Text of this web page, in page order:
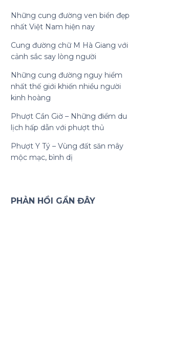
Những cung đường ven biển đẹp
nhất Việt Nam hiện nay
Cung đường chữ M Hà Giang với
cảnh sắc say lòng người
Những cung đường nguy hiểm
nhất thế giới khiến nhiều người
kinh hoàng
Phượt Cần Giờ – Những điểm du
lịch hấp dẫn với phượt thủ
Phượt Y Tý – Vùng đất săn mây
mộc mạc, bình dị
PHẢN HỒI GẦN ĐÂY